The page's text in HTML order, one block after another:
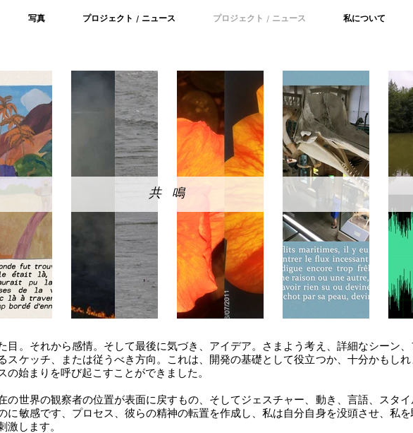
写真 プロジェクト / ニュース プロジェクト / ニュース 私について
共鳴
目。それから感情。そして最後に気づき、アイデア。さまよう考え、詳細なシーン
スケッチ、または従うべき方向。これは、開発の基礎として役立つか、十分かもし
の始まりを呼び起こすことができました。
の世界の観察者の位置が表面に戻すもの、そしてジェスチャー、動き、言語、スタ
に敏感です、プロセス、彼らの精神の転置を作成し、私は自分自身を没頭させ、私を
激します。